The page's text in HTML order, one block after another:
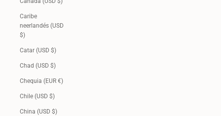
Caribe
neerlandés (USD
$)
Catar (USD $)
Chad (USD $)
Chequia (EUR €)
Chile (USD $)
China (USD $)